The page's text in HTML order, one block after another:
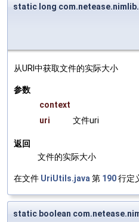
static long
从URI中获取文件的实际大小
参数
context
uri
文件uri
返回
文件的实际大小
在文件 UriUtils.java第 190行定
static boolean